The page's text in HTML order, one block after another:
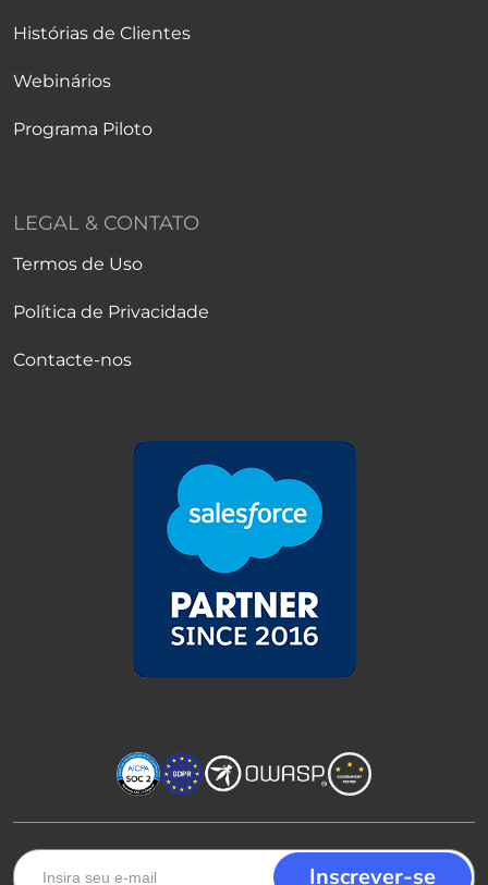
Histórias de Clientes
Webinários
Programa Piloto
LEGAL & CONTATO
Termos de Uso
Política de Privacidade
Contacte-nos